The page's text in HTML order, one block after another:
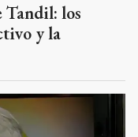
Tandil: los
y la